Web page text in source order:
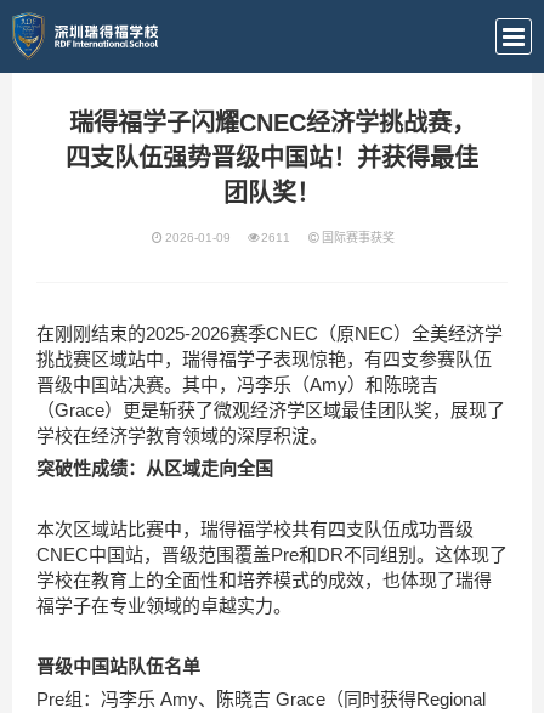
瑞得福学子闪耀CNEC经济学挑战赛，
四支队伍强势晋级中国站！并获得最佳
团队奖！
2026-01-09 2611 国际赛事获奖
在刚刚结束的2025-2026赛季CNEC（原NEC）全美经济学
挑战赛区域站中，瑞得福学子表现惊艳，有四支参赛队伍
晋级中国站决赛。其中，冯李乐（Amy）和陈晓吉
（Grace）更是斩获了微观经济学区域最佳团队奖，展现了
学校在经济学教育领域的深厚积淀。
突破性成绩：从区域走向全国
本次区域站比赛中，瑞得福学校共有四支队伍成功晋级
CNEC中国站，晋级范围覆盖Pre和DR不同组别。这体现了
学校在教育上的全面性和培养模式的成效，也体现了瑞得
福学子在专业领域的卓越实力。
晋级中国站队伍名单
Pre组：冯李乐 Amy、陈晓吉 Grace（同时获得Regional